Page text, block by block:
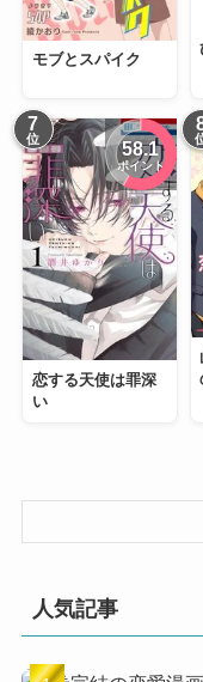
モブとスパイク
7
位 58.1
ポイント
恋する天使は罪深
い
人気記事